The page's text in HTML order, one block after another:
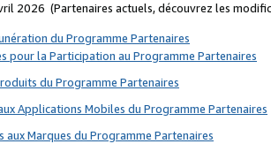
2026 (Partenaires actuels, découvrez les
du Programme Partenaires
pour la Participation au Programme Partenaires
du Programme Partenaires
Applications Mobiles du Programme Partenaires
aux Marques du Programme Partenaires